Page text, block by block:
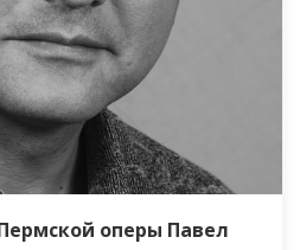
оперы Павел